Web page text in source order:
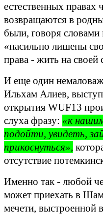
естественных правах
возвращаются в
были, говоря словами
«насильно лишены
права - жить на своей
И еще один
Ильхам Алиев,
открытия WUF13
слуха фразу: «к
подойти, увидеть,
прикоснуться»,
отсутствие
Именно так - любой
может приехать в
мечети, выстроенной